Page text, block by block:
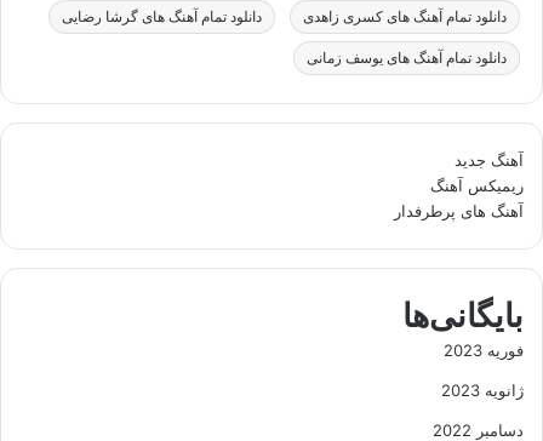
دانلود تمام آهنگ های کسری زاهدی دانلود تمام آهنگ های گرشا رضایی
دانلود تمام آهنگ های یوسف زمانی
آهنگ جدید
ریمیکس آهنگ
آهنگ های پرطرفدار
بایگانی‌ها
فوریه 2023
ژانویه 2023
دسامبر 2022